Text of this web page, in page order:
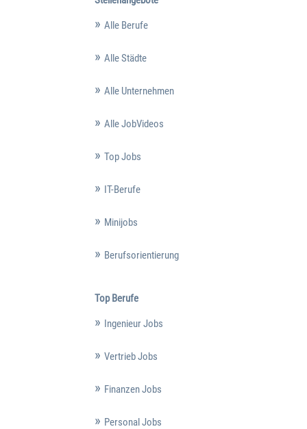
Alle Berufe
Alle Städte
Alle Unternehmen
Alle JobVideos
Top Jobs
IT-Berufe
Minijobs
Berufsorientierung
Top Berufe
Ingenieur Jobs
Vertrieb Jobs
Finanzen Jobs
Personal Jobs